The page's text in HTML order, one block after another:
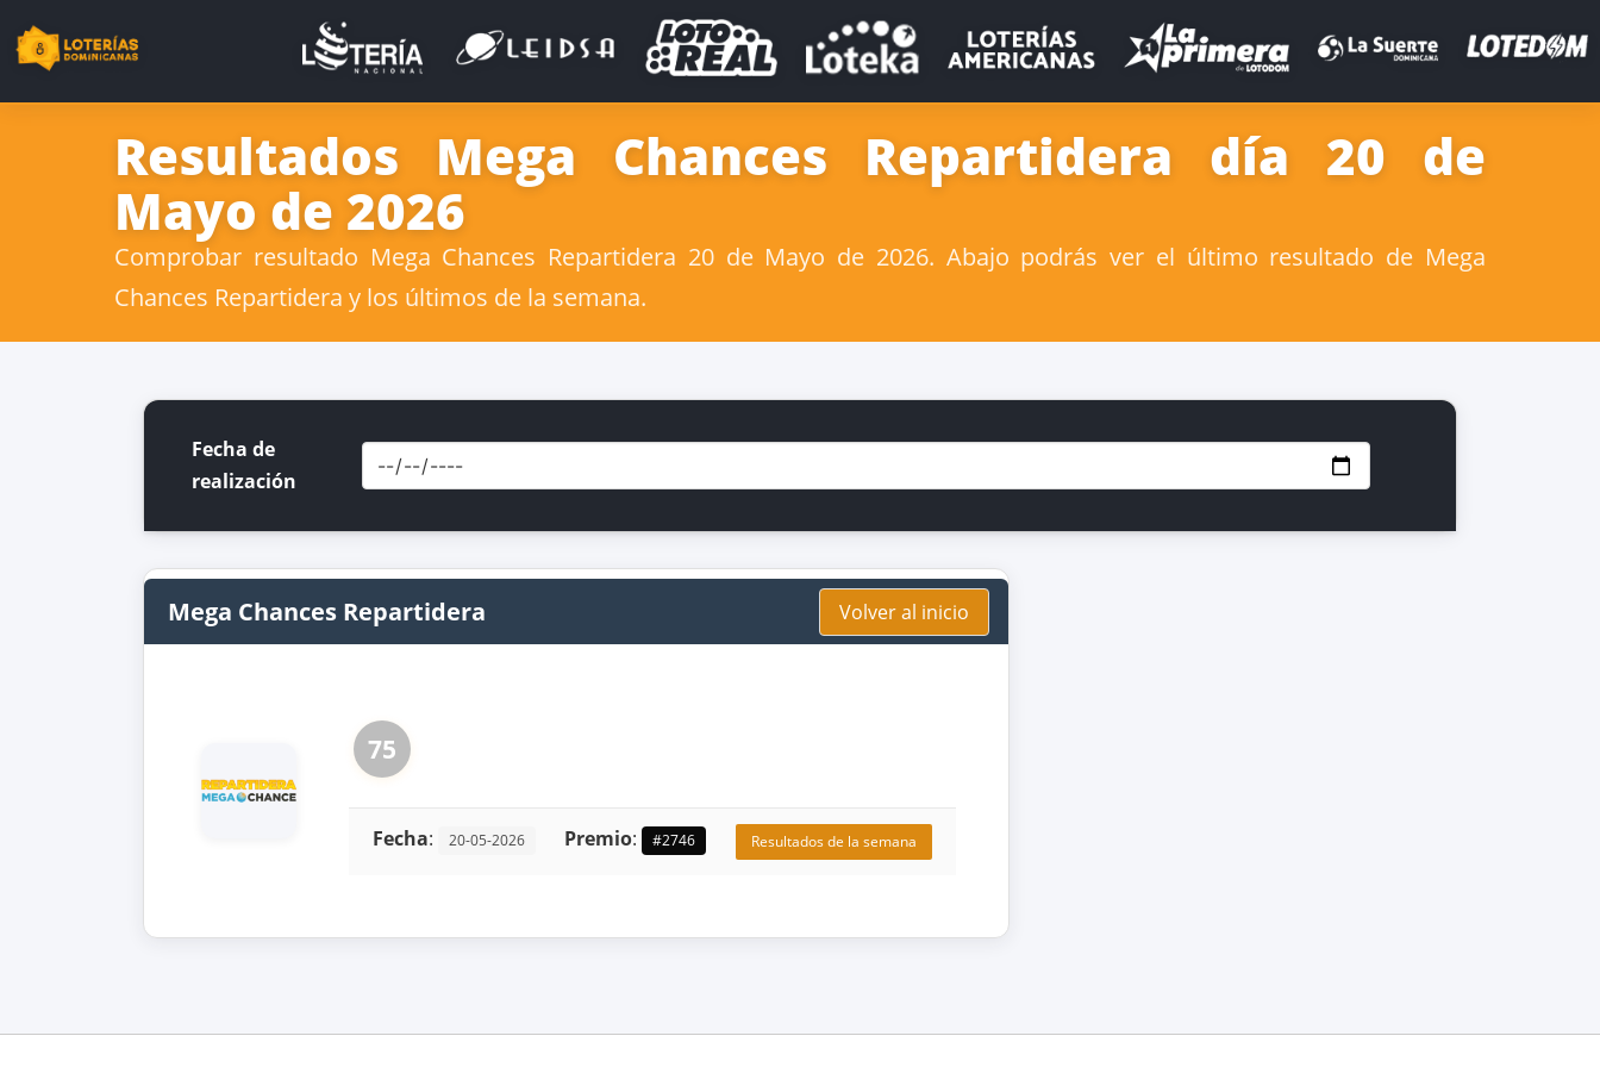
Resultados Mega Chances Repartidera día 20 de
Mayo de 2026
Comprobar resultado Mega Chances Repartidera 20 de Mayo de 2026. Abajo podrás ver el último resultado de Mega
Chances Repartidera y los últimos de la semana.
Fecha de
realización
Mega Chances Repartidera Volver al inicio
75
Fecha: 20-05-2026 Premio: #2746 Resultados de la semana